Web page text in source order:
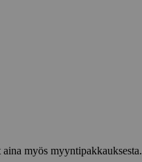
myös myyntipakkauksesta.